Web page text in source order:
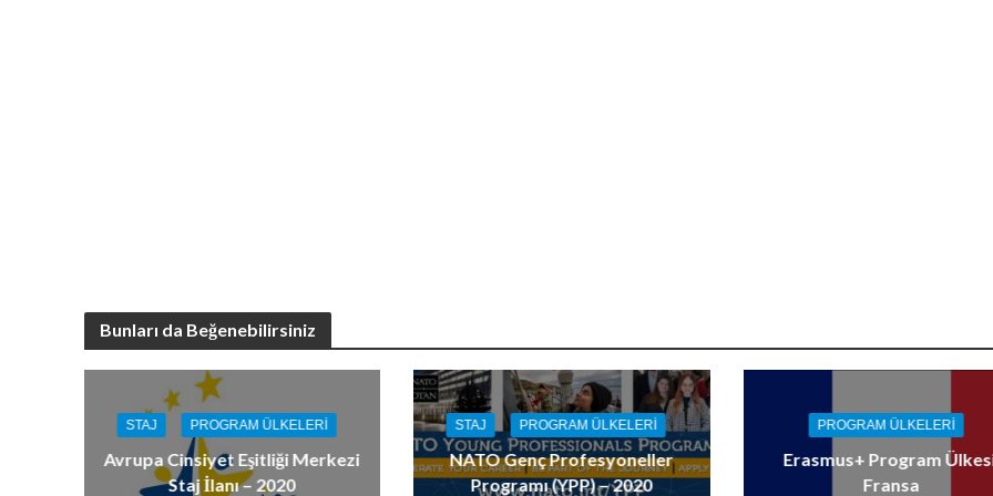
Bunları da Beğenebilirsiniz
STAJ PROGRAM ÜLKELERI
Avrupa Cinsiyet Eşitliği Merkezi
Staj İlanı – 2020
STAJ PROGRAM ÜLKELERI
NATO Genç Profesyoneller
Programı (YPP) – 2020
PROGRAM ÜLKELERI
Erasmus+ Program
Fransa